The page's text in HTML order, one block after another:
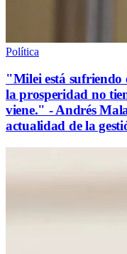
Política
"Milei está sufriendo
la prosperidad no
viene." - Andrés
actualidad de la